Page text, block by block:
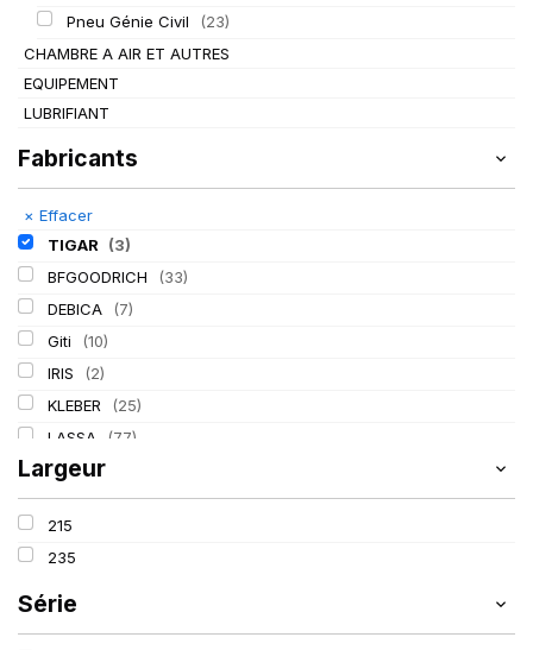
Pneu Génie Civil
(23)
CHAMBRE A AIR ET AUTRES
EQUIPEMENT
LUBRIFIANT
Fabricants
× Effacer
TIGAR
(3)
BFGOODRICH
(33)
DEBICA
(7)
Giti
(10)
IRIS
(2)
KLEBER
(25)
LASSA
(77)
LING LONG
MICHELIN (80)
PIRELLI
Largeur
215
235
Série